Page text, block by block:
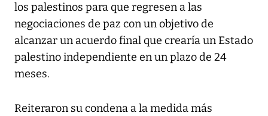
los palestinos para que regresen a las
negociaciones de paz con un objetivo de
alcanzar un acuerdo final que crearía un Estado
palestino independiente en un plazo de 24
meses.
Reiteraron su condena a la medida más